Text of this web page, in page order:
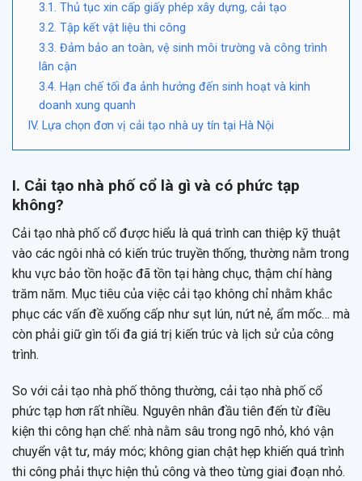
3.1. Thủ tục xin cấp giấy phép xây dựng, cải tạo
3.2. Tập kết vật liệu thi công
3.3. Đảm bảo an toàn, vệ sinh môi trường và công trình
lân cận
3.4. Hạn chế tối đa ảnh hưởng đến sinh hoạt và kinh
doanh xung quanh
IV. Lựa chọn đơn vị cải tạo nhà uy tín tại Hà Nội
I. Cải tạo nhà phố cổ là gì và có phức tạp
không?
Cải tạo nhà phố cổ được hiểu là quá trình can thiệp kỹ thuật
vào các ngôi nhà có kiến trúc truyền thống, thường nằm trong
khu vực bảo tồn hoặc đã tồn tại hàng chục, thậm chí hàng
trăm năm. Mục tiêu của việc cải tạo không chỉ nhằm khắc
phục các vấn đề xuống cấp như sụt lún, nứt nẻ, ẩm mốc… mà
còn phải giữ gìn tối đa giá trị kiến trúc và lịch sử của công
trình.
So với cải tạo nhà phố thông thường, cải tạo nhà phố cổ
phức tạp hơn rất nhiều. Nguyên nhân đầu tiên đến từ điều
kiện thi công hạn chế: nhà nằm sâu trong ngõ nhỏ, khó vận
chuyển vật tư, máy móc; không gian chật hẹp khiến quá trình
thi công phải thực hiện thủ công và theo từng giai đoạn nhỏ.